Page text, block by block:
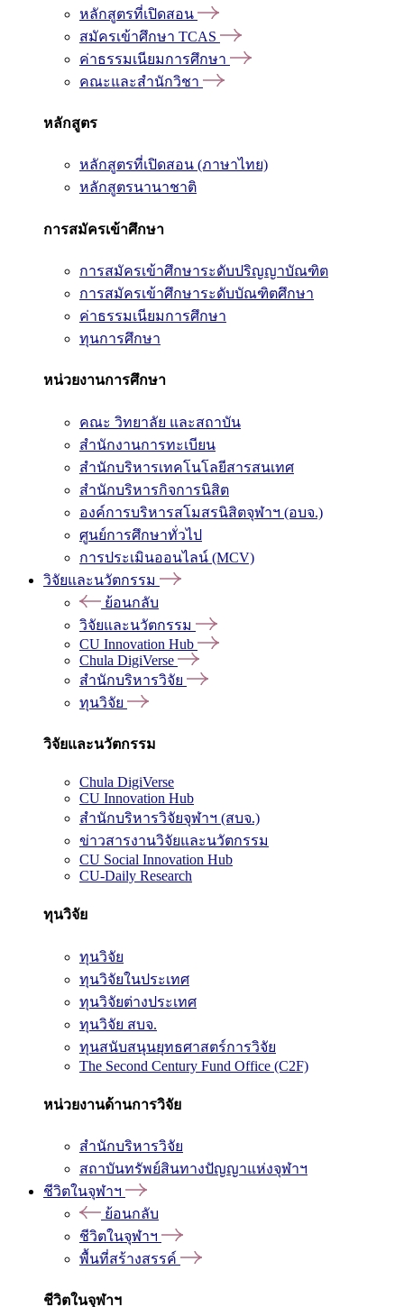
หลักสูตรที่เปิดสอน
สมัครเข้าศึกษา TCAS
ค่าธรรมเนียมการศึกษา
คณะและสำนักวิชา
หลักสูตร
หลักสูตรที่เปิดสอน (ภาษาไทย)
หลักสูตรนานาชาติ
การสมัครเข้าศึกษา
การสมัครเข้าศึกษาระดับปริญญาบัณฑิต
การสมัครเข้าศึกษาระดับบัณฑิตศึกษา
ค่าธรรมเนียมการศึกษา
ทุนการศึกษา
หน่วยงานการศึกษา
คณะ วิทยาลัย และสถาบัน
สำนักงานการทะเบียน
สำนักบริหารเทคโนโลยีสารสนเทศ
สำนักบริหารกิจการนิสิต
องค์การบริหารสโมสรนิสิตจุฬาฯ (อบจ.)
ศูนย์การศึกษาทั่วไป
การประเมินออนไลน์ (MCV)
วิจัยและนวัตกรรม
ย้อนกลับ
วิจัยและนวัตกรรม
CU Innovation Hub
Chula DigiVerse
สำนักบริหารวิจัย
ทุนวิจัย
วิจัยและนวัตกรรม
Chula DigiVerse
CU Innovation Hub
สำนักบริหารวิจัยจุฬาฯ (สบจ.)
ข่าวสารงานวิจัยและนวัตกรรม
CU Social Innovation Hub
CU-Daily Research
ทุนวิจัย
ทุนวิจัย
ทุนวิจัยในประเทศ
ทุนวิจัยต่างประเทศ
ทุนวิจัย สบจ.
ทุนสนับสนุนยุทธศาสตร์การวิจัย
The Second Century Fund Office (C2F)
หน่วยงานด้านการวิจัย
สำนักบริหารวิจัย
สถาบันทรัพย์สินทางปัญญาแห่งจุฬาฯ
ชีวิตในจุฬาฯ
ย้อนกลับ
ชีวิตในจุฬาฯ
พื้นที่สร้างสรรค์
ชีวิตในจุฬาฯ